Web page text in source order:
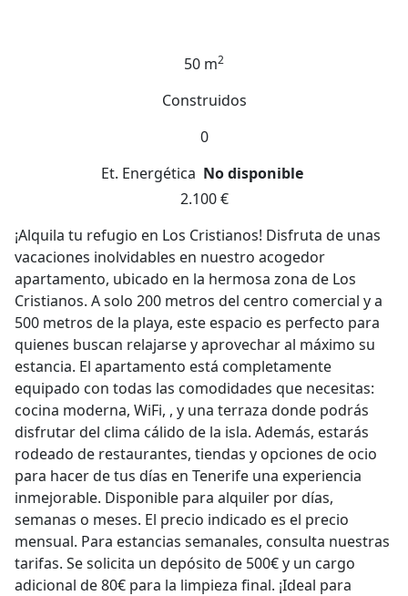
50 m2
Construidos
0
Et. Energética No disponible
2.100 €
¡Alquila tu refugio en Los Cristianos! Disfruta de unas
vacaciones inolvidables en nuestro acogedor
apartamento, ubicado en la hermosa zona de Los
Cristianos. A solo 200 metros del centro comercial y a
500 metros de la playa, este espacio es perfecto para
quienes buscan relajarse y aprovechar al máximo su
estancia. El apartamento está completamente
equipado con todas las comodidades que necesitas:
cocina moderna, WiFi, , y una terraza donde podrás
disfrutar del clima cálido de la isla. Además, estarás
rodeado de restaurantes, tiendas y opciones de ocio
para hacer de tus días en Tenerife una experiencia
inmejorable. Disponible para alquiler por días,
semanas o meses. El precio indicado es el precio
mensual. Para estancias semanales, consulta nuestras
tarifas. Se solicita un depósito de 500€ y un cargo
adicional de 80€ para la limpieza final. ¡Ideal para